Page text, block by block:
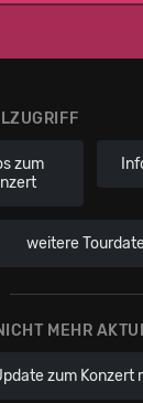
zum
weitere
MEHR
zum Konzert